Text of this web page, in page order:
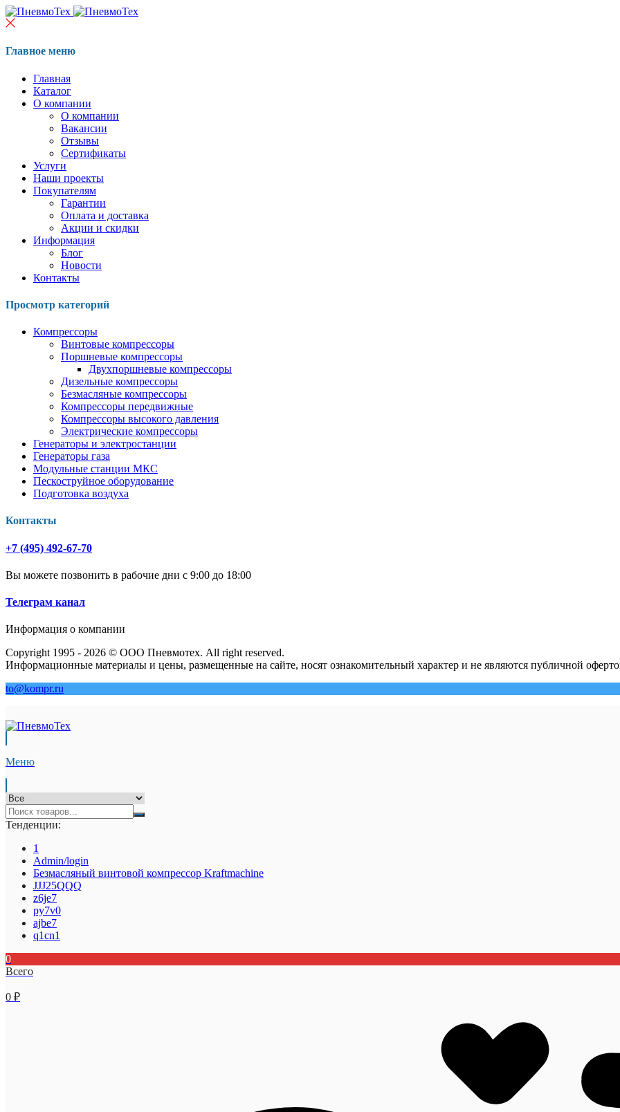
Главное меню
Главная
Каталог
О компании
О компании
Вакансии
Отзывы
Сертификаты
Услуги
Наши проекты
Покупателям
Гарантии
Оплата и доставка
Акции и скидки
Информация
Блог
Новости
Контакты
Просмотр категорий
Компрессоры
Винтовые компрессоры
Поршневые компрессоры
Двухпоршневые компрессоры
Дизельные компрессоры
Безмасляные компрессоры
Компрессоры передвижные
Компрессоры высокого давления
Электрические компрессоры
Генераторы и электростанции
Генераторы газа
Модульные станции МКС
Пескоструйное оборудование
Подготовка воздуха
Контакты
+7 (495) 492-67-70
Вы можете позвонить в рабочие дни с 9:00 до 18:00
Телеграм канал
Информация о компании
Copyright 1995 - 2026 © ООО Пневмотех. All right reserved.
Информационные материалы и цены, размещенные на сайте, носят ознакомительный характер и не являются публичной
to@kompr.ru
Меню
Тенденции:
1
Admin/login
Безмасляный винтовой компрессор Kraftmaсhine
JJJ25QQQ
z6je7
py7v0
ajbe7
q1cn1
0
Всего
0 ₽